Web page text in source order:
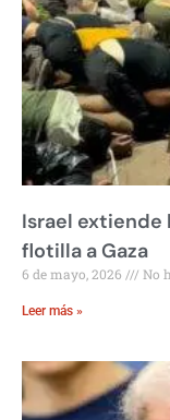
Israel
flotilla a Gaza
6 de mayo, 2026 No
Leer más »